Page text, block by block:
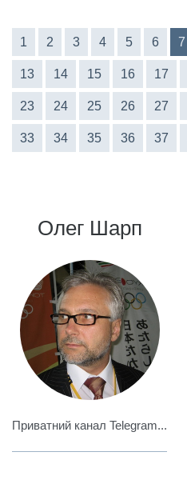
1 2 3 4 5 6 7
13 14 15 16 17
23 24 25 26 27
33 34 35 36 37
Олег Шарп
Приватний канал Telegram...